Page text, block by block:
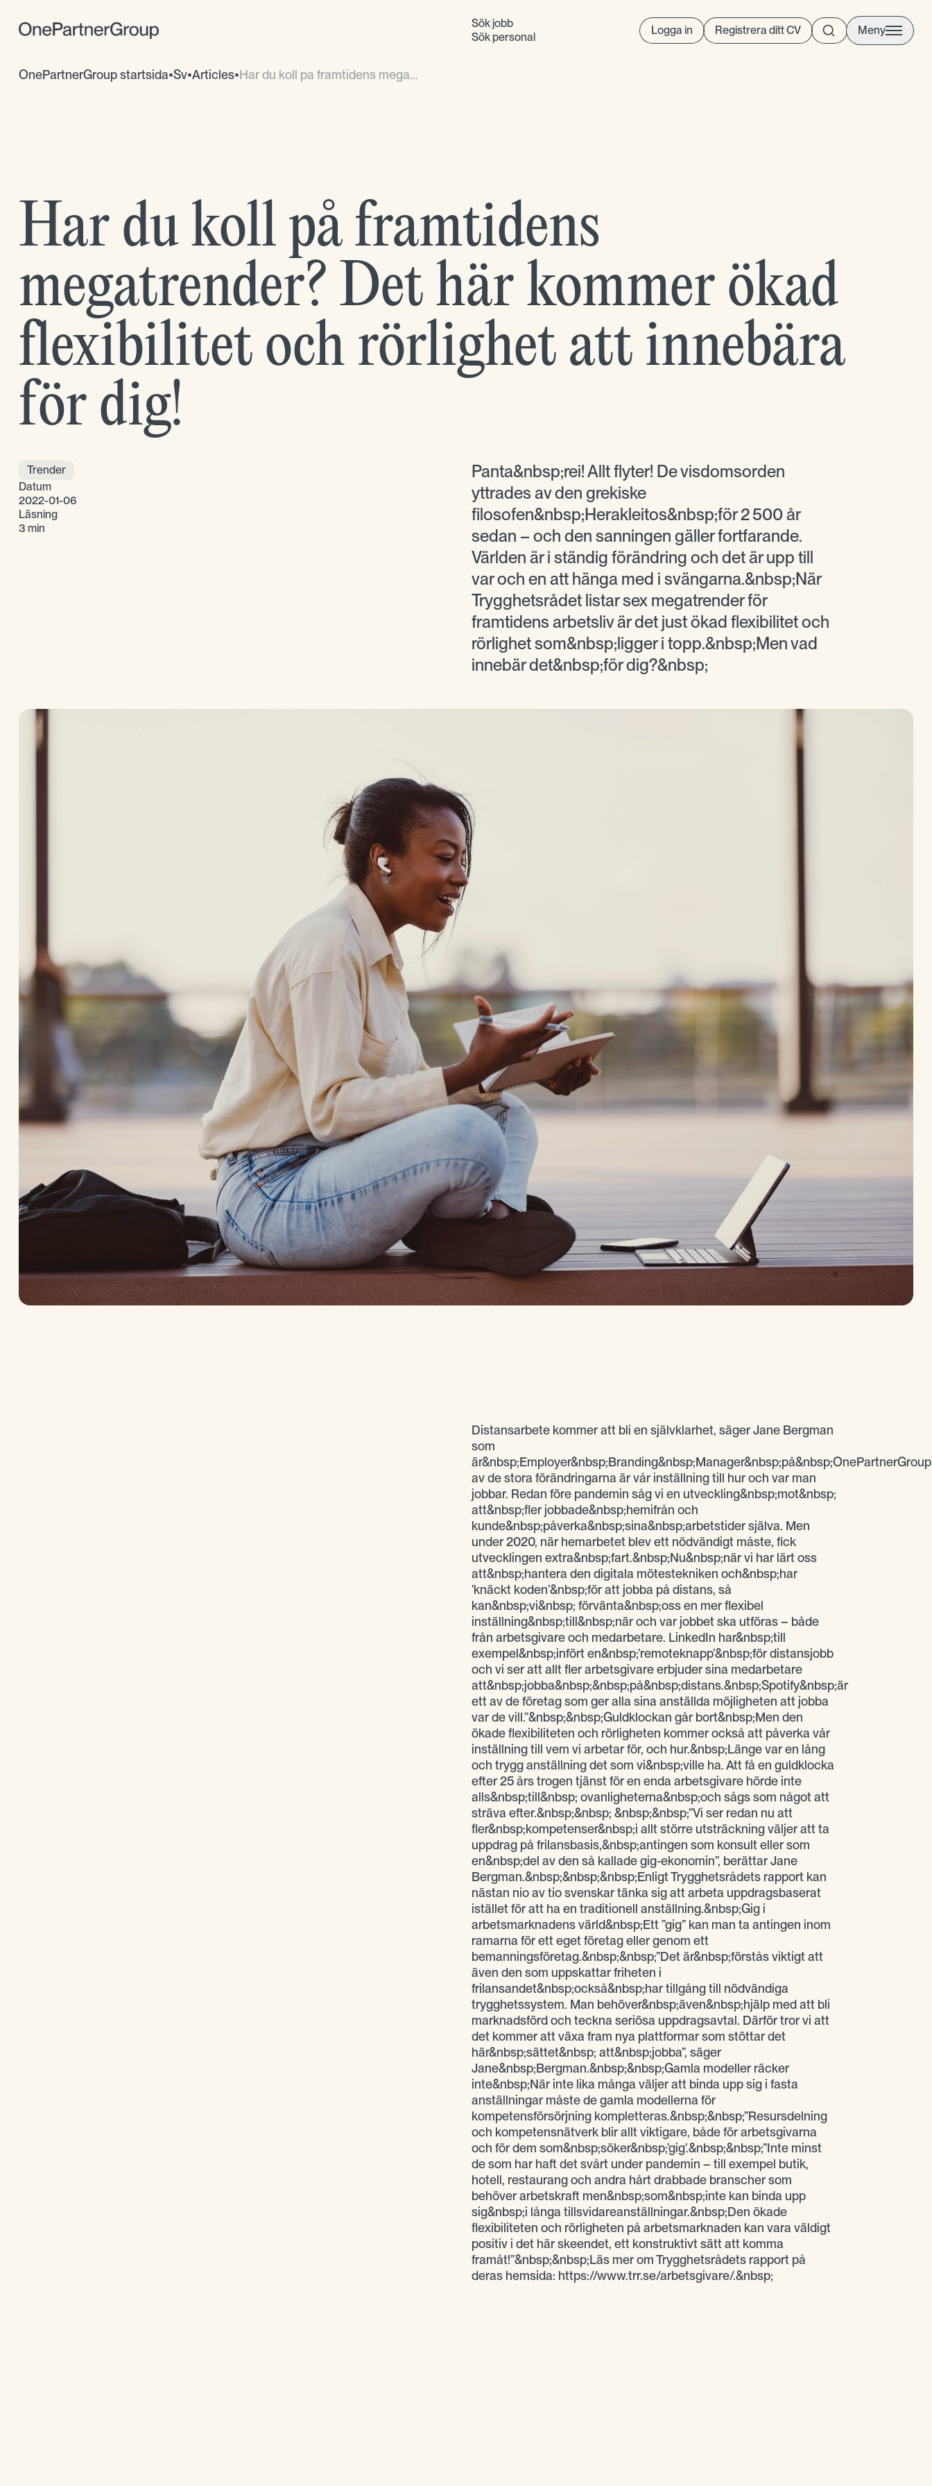
Sök jobb
Sök personal
Logga in Registrera ditt CV Meny
OnePartnerGroup startsida•Sv•Articles•Har du koll pa framtidens mega...
Har du koll på framtidens
megatrender? Det här kommer ökad
flexibilitet och rörlighet att innebära
för dig!
Trender
Datum
2022-01-06
Läsning
3 min
Panta&nbsp;rei! Allt flyter! De visdomsorden
yttrades av den grekiske
filosofen&nbsp;Herakleitos&nbsp;för 2 500 år
sedan – och den sanningen gäller fortfarande.
Världen är i ständig förändring och det är upp till
var och en att hänga med i svängarna.&nbsp;När
Trygghetsrådet listar sex megatrender för
framtidens arbetsliv är det just ökad flexibilitet och
rörlighet som&nbsp;ligger i topp.&nbsp;Men vad
innebär det&nbsp;för dig?&nbsp;
Distansarbete kommer att bli en självklarhet, säger Jane Bergman
som
av de stora förändringarna är vår inställning till hur och var man
jobbar. Redan före pandemin såg vi en utveckling&nbsp;mot&nbsp;
att&nbsp;fler jobbade&nbsp;hemifrån och
kunde&nbsp;påverka&nbsp;sina&nbsp;arbetstider själva. Men
under 2020, när hemarbetet blev ett nödvändigt måste, fick
utvecklingen extra&nbsp;fart.&nbsp;Nu&nbsp;när vi har lärt oss
att&nbsp;hantera den digitala mötestekniken och&nbsp;har
’knäckt koden’&nbsp;för att jobba på distans, så
kan&nbsp;vi&nbsp; förvänta&nbsp;oss en mer flexibel
inställning&nbsp;till&nbsp;när och var jobbet ska utföras – både
från arbetsgivare och medarbetare. LinkedIn har&nbsp;till
exempel&nbsp;infört en&nbsp;’remoteknapp’&nbsp;för distansjobb
och vi ser att allt fler arbetsgivare erbjuder sina medarbetare
att&nbsp;jobba&nbsp;&nbsp;på&nbsp;distans.&nbsp;Spotify&nbsp;är
ett av de företag som ger alla sina anställda möjligheten att jobba
var de vill.”&nbsp;&nbsp;Guldklockan går bort&nbsp;Men den
ökade flexibiliteten och rörligheten kommer också att påverka vår
inställning till vem vi arbetar för, och hur.&nbsp;Länge var en lång
och trygg anställning det som vi&nbsp;ville ha. Att få en guldklocka
efter 25 års trogen tjänst för en enda arbetsgivare hörde inte
alls&nbsp;till&nbsp; ovanligheterna&nbsp;och sågs som något att
sträva efter.&nbsp;&nbsp; &nbsp;&nbsp;”Vi ser redan nu att
fler&nbsp;kompetenser&nbsp;i allt större utsträckning väljer att ta
uppdrag på frilansbasis,&nbsp;antingen som konsult eller som
en&nbsp;del av den så kallade gig-ekonomin”, berättar Jane
Bergman.&nbsp;&nbsp;&nbsp;Enligt Trygghetsrådets rapport kan
nästan nio av tio svenskar tänka sig att arbeta uppdragsbaserat
istället för att ha en traditionell anställning.&nbsp;Gig i
arbetsmarknadens värld&nbsp;Ett ”gig” kan man ta antingen inom
ramarna för ett eget företag eller genom ett
bemanningsföretag.&nbsp;&nbsp;”Det är&nbsp;förstås viktigt att
även den som uppskattar friheten i
frilansandet&nbsp;också&nbsp;har tillgång till nödvändiga
trygghetssystem. Man behöver&nbsp;även&nbsp;hjälp med att bli
marknadsförd och teckna seriösa uppdragsavtal. Därför tror vi att
det kommer att växa fram nya plattformar som stöttar det
här&nbsp;sättet&nbsp; att&nbsp;jobba”, säger
Jane&nbsp;Bergman.&nbsp;&nbsp;Gamla modeller räcker
inte&nbsp;När inte lika många väljer att binda upp sig i fasta
anställningar måste de gamla modellerna för
kompetensförsörjning kompletteras.&nbsp;&nbsp;”Resursdelning
och kompetensnätverk blir allt viktigare, både för arbetsgivarna
och för dem som&nbsp;söker&nbsp;’gig’.&nbsp;&nbsp;”Inte minst
de som har haft det svårt under pandemin – till exempel butik,
hotell, restaurang och andra hårt drabbade branscher som
behöver arbetskraft men&nbsp;som&nbsp;inte kan binda upp
sig&nbsp;i långa tillsvidareanställningar.&nbsp;Den ökade
flexibiliteten och rörligheten på arbetsmarknaden kan vara väldigt
positiv i det här skeendet, ett konstruktivt sätt att komma
framåt!”&nbsp;&nbsp;Läs mer om Trygghetsrådets rapport på
deras hemsida: https://www.trr.se/arbetsgivare/.&nbsp;